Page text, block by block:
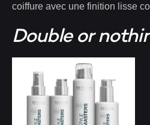
coiffure avec une finition lisse
Double or